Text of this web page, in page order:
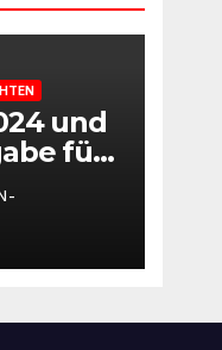
und
für
der